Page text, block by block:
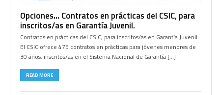
Opciones… Contratos en prácticas del CSIC, para
inscritos/as en Garantía Juvenil.
Contratos en prácticas del CSIC, para inscritos/as en Garantía Juvenil.
El CSIC ofrece 475 contratos en prácticas para jóvenes menores de
30 años, inscritos/as en el Sistema Nacional de Garantía […]
READ MORE